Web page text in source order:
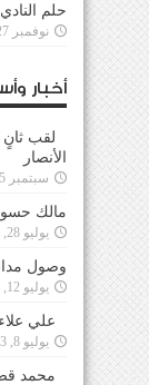
حلم
نوفمبر 27, 2020
أخبار
لقب
الأنصار
سبتمبر 15, 2024
مالك
يوليو 28, 2023
وصول
يوليو 12, 2023
علي
يوليو 8, 2023
محمد